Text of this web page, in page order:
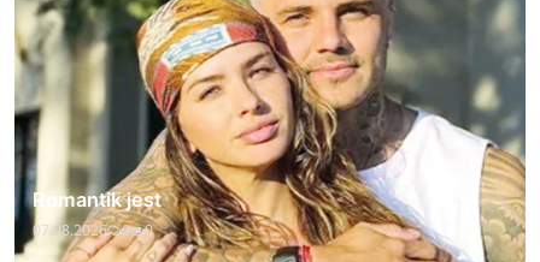
Romantik jest
07.08.2026 0 0